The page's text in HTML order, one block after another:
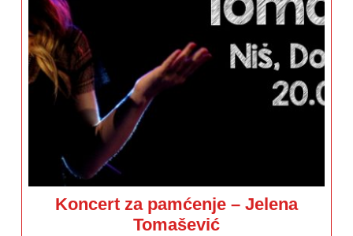
Koncert za pamćenje – Jelena
Tomaševićza